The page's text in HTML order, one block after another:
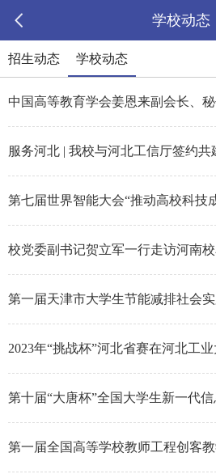
学校动态
招生动态 学校动态
中国高等教育学会姜恩来副会长、
服务河北 | 我校与河北工信厅签约共
第七届世界智能大会“推动高校科技
校党委副书记贺立军一行走访河南
第一届天津市大学生节能减排社会
2023年“挑战杯”河北省赛在河北工
第十届“大唐杯”全国大学生新一代
第一届全国高等学校教师工程创客